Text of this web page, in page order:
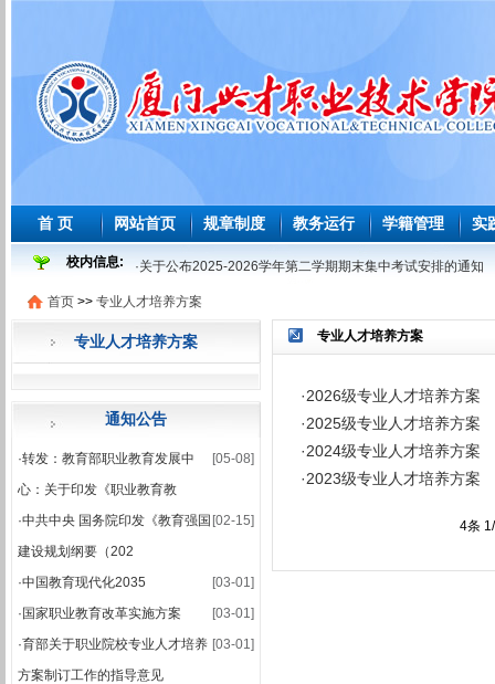
首 页 网站首页 规章制度 教务运行 学籍管理 实
校内信息: ·关于公布2025-2026学年第二学期期末集中考试安排的通知
·关于做好2025-2026学年第二学期期末考试工作安排的通知
2025-2026 学年度第二学期必修课程重修教学与考试安排表
·2026年师范生教育教学能力测试安排表
2026届及往届毕业生必修课程补学分教学与考试安排表
·关于做好2026届及往届毕业生必修课、选修课程补学分报考
·关于做好2026届学前教育师范生免试认定教师资格证工作的
·2025-2026学年第一学期课程补考考试安排表
·关于做好2025-2026学年第一学期课程补考工作的通知
首页 >> 专业人才培养方案
专业人才培养方案
通知公告
[05-08]
·转发：教育部职业教育发展中
心：关于印发《职业教育教
[02-15]
·中共中央 国务院印发《教育强国
建设规划纲要（202
[03-01]
·中国教育现代化2035
[03-01]
· 国家职业教育改革实施方案
[03-01]
·育部关于职业院校专业人才培养
方案制订工作的指导意见
专业人才培养方案
·2026级专业人才培养方案
·2025级专业人才培养方案
·2024级专业人才培养方案
·2023级专业人才培养方案
4条